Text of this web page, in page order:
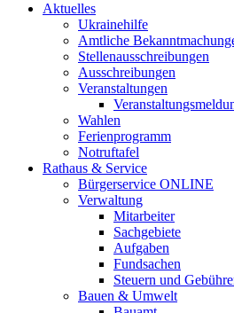
Aktuelles
Ukrainehilfe
Amtliche
Stellenausschreibungen
Ausschreibungen
Veranstaltungen
Wahlen
Ferienprogramm
Notruftafel
Rathaus & Service
Bürgerservice ONLINE
Verwaltung
Mitarbeiter
Sachgebiete
Aufgaben
Fundsachen
Steuern und
Bauen & Umwelt